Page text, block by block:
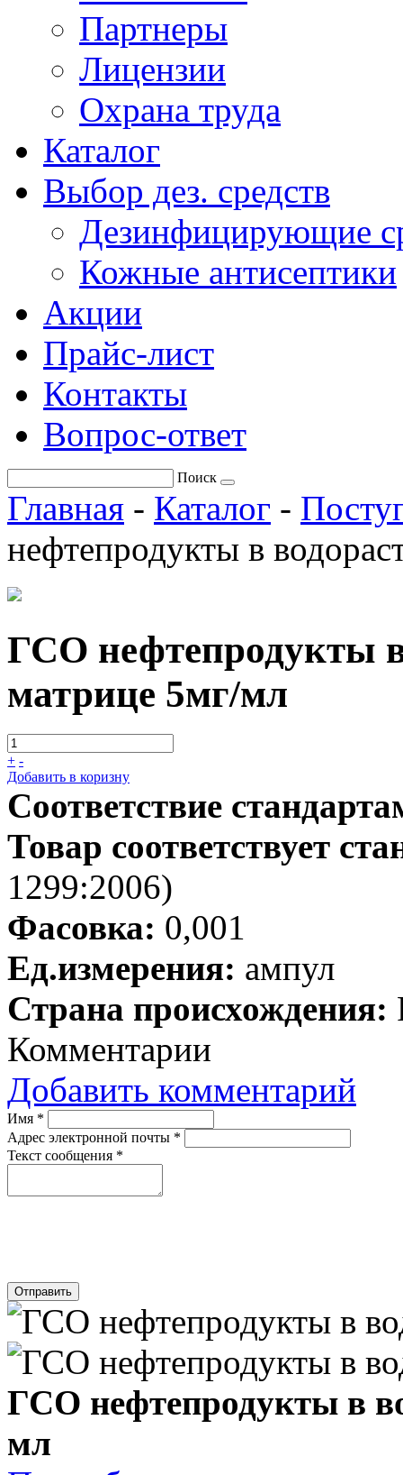
Партнеры
Лицензии
Охрана труда
Каталог
Выбор дез. средств
Дезинфицирующие
Кожные антисептики
Акции
Прайс-лист
Контакты
Вопрос-ответ
Поиск
Главная - Каталог -
нефтепродукты в
ГСО нефтепродукты
матрице 5мг/мл
+ -
Добавить в коризну
Соответствие
Товар соответствует
1299:2006)
Фасовка: 0,001
Ед.измерения: ампул
Страна происхождения:
Комментарии
Добавить комментарий
Имя *
Адрес электронной почты *
Текст сообщения *
Отправить
ГСО нефтепродукты в
мл